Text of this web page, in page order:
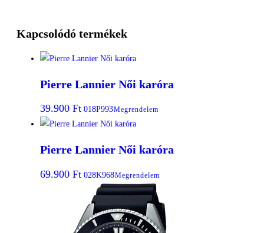
Kapcsolódó termékek
Pierre Lannier Női karóra
39.900 Ft 018P993Megrendelem
Pierre Lannier Női karóra
69.900 Ft 028K968Megrendelem